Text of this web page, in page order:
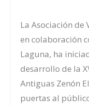
La Asociación de
en colaboración
Laguna, ha
desarrollo de la
Antiguas Zenón
puertas al